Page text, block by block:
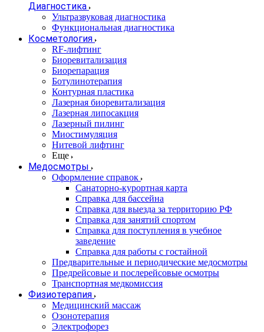
Диагностика
Ультразвуковая диагностика
Функциональная диагностика
Косметология
RF-лифтинг
Биоревитализация
Биорепарация
Ботулинотерапия
Контурная пластика
Лазерная биоревитализация
Лазерная липосакция
Лазерный пилинг
Миостимуляция
Нитевой лифтинг
Еще
Медосмотры
Оформление справок
Санаторно-курортная карта
Справка для бассейна
Справка для выезда за территорию РФ
Справка для занятий спортом
Справка для поступления в учебное
заведение
Справка для работы с гостайной
Предварительные и периодические медосмотры
Предрейсовые и послерейсовые осмотры
Транспортная медкомиссия
Физиотерапия
Медицинский массаж
Озонотерапия
Электрофорез